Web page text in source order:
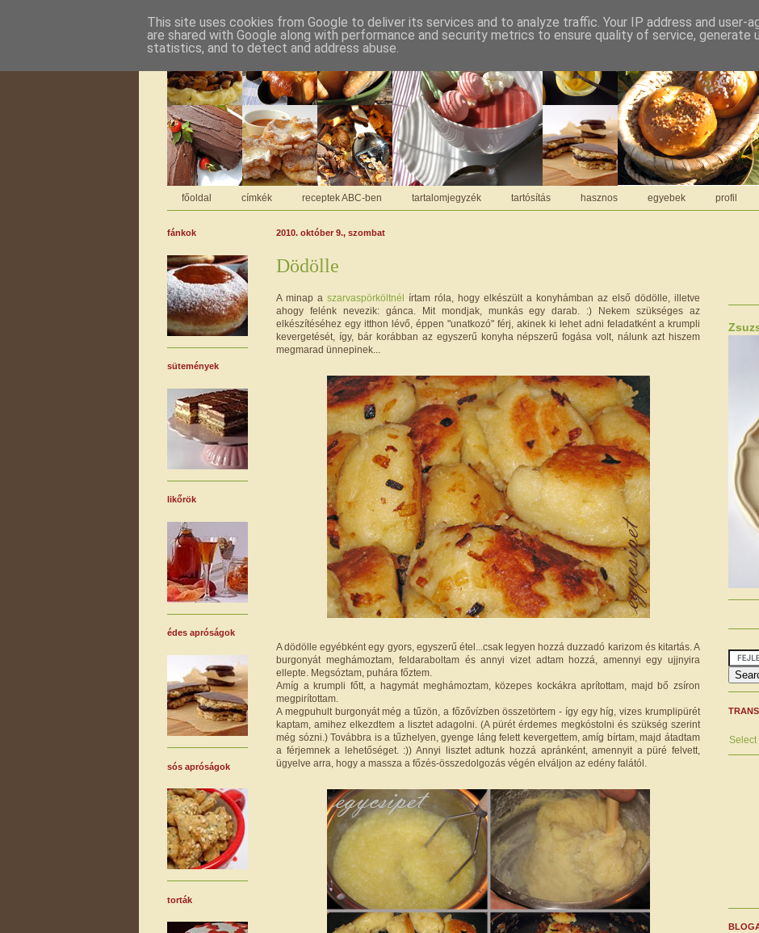
főoldal címkék receptek ABC-ben tartalomjegyzék tartósítás hasznos egyebek profil
2010. október 9., szombat
Dödölle
A minap a szarvaspörköltnél írtam róla, hogy elkészült a konyhámban az első dödölle, illetve
ahogy felénk nevezik: gánca. Mit mondjak, munkás egy darab. :) Nekem szükséges az
elkészítéséhez egy itthon lévő, éppen "unatkozó" férj, akinek ki lehet adni feladatként a krumpli
kevergetését, így, bár korábban az egyszerű konyha népszerű fogása volt, nálunk azt hiszem
megmarad ünnepinek...
A dödölle egyébként egy gyors, egyszerű étel...csak legyen hozzá duzzadó karizom és kitartás. A
burgonyát meghámoztam, feldaraboltam és annyi vizet adtam hozzá, amennyi egy ujjnyira
ellepte. Megsóztam, puhára főztem.
Amíg a krumpli főtt, a hagymát meghámoztam, közepes kockákra aprítottam, majd bő zsíron
megpirítottam.
A megpuhult burgonyát még a tűzön, a főzővízben összetörtem - így egy híg, vizes krumplipürét
kaptam, amihez elkezdtem a lisztet adagolni. (A pürét érdemes megkóstolni és szükség szerint
még sózni.) Továbbra is a tűzhelyen, gyenge láng felett kevergettem, amíg bírtam, majd átadtam
a férjemnek a lehetőséget. :)) Annyi lisztet adtunk hozzá apránként, amennyit a püré felvett,
ügyelve arra, hogy a massza a főzés-összedolgozás végén elváljon az edény falától.
fánkok
sütemények
likőrök
édes apróságok
sós apróságok
torták
Select
This site uses cookies from Google to deliver its services and to analyze traffic. Your IP address and user-
are shared with Google along with performance and security metrics to ensure quality of service, generate
statistics, and to detect and address abuse.